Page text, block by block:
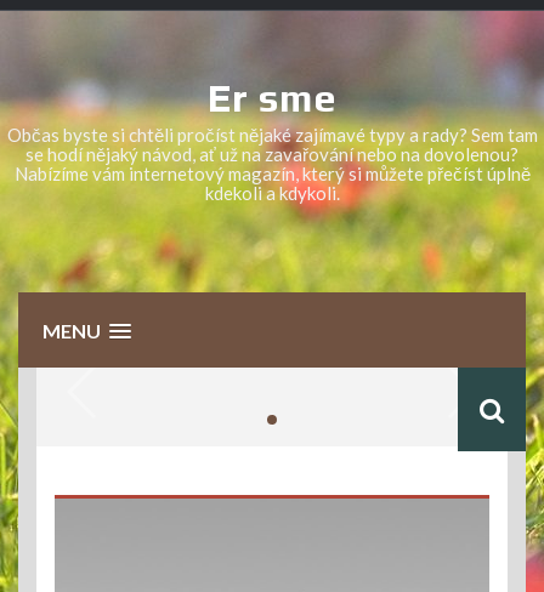
Skip
Er sme
Občas byste si chtěli pročíst nějaké zajímavé typy a rady? Sem tam
se hodí nějaký návod, ať už na zavařování nebo na dovolenou?
Nabízíme vám internetový magazín, který si můžete přečíst úplně
kdekoli a kdykoli.
MENU